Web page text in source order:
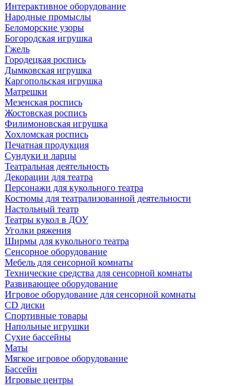
Интерактивное оборудование
Народные промыслы
Беломорские узоры
Богородская игрушка
Гжель
Городецкая роспись
Дымковская игрушка
Каргопольская игрушка
Матрешки
Мезенская роспись
Жостовская роспись
Филимоновская игрушка
Хохломская роспись
Печатная продукция
Сундуки и ларцы
Театральная деятельность
Декорации для театра
Персонажи для кукольного театра
Костюмы для театрализованной деятельности
Настольный театр
Театры кукол в ДОУ
Уголки ряжения
Ширмы для кукольного театра
Сенсорное оборудование
Мебель для сенсорной комнаты
Технические средства для сенсорной комнаты
Развивающее оборудование
Игровое оборудование для сенсорной комнаты
CD диски
Спортивные товары
Напольные игрушки
Сухие бассейны
Маты
Мягкое игровое оборудование
Бассейн
Игровые центры